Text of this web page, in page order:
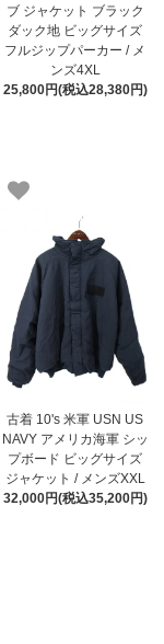
ブ ジャケット ブラック
ダック地 ビッグサイズ
フルジップパーカー / メ
ンズ4XL
25,800円(税込28,380円)
古着 10's 米軍 USN US
NAVY アメリカ海軍 シッ
プボード ビッグサイズ
ジャケット / メンズXXL
32,000円(税込35,200円)